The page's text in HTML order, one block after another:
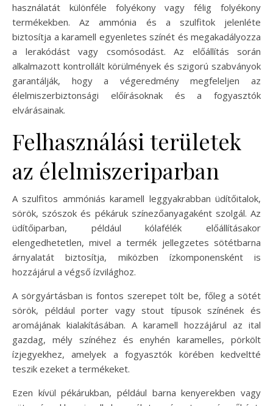
használatát különféle folyékony vagy félig folyékony
termékekben. Az ammónia és a szulfitok jelenléte
biztosítja a karamell egyenletes színét és megakadályozza
a lerakódást vagy csomósodást. Az előállítás során
alkalmazott kontrollált körülmények és szigorú szabványok
garantálják, hogy a végeredmény megfeleljen az
élelmiszerbiztonsági előírásoknak és a fogyasztók
elvárásainak.
Felhasználási területek
az élelmiszeriparban
A szulfitos ammóniás karamell leggyakrabban üdítőitalok,
sörök, szószok és pékáruk színezőanyagaként szolgál. Az
üdítőiparban, például kólafélék előállításakor
elengedhetetlen, mivel a termék jellegzetes sötétbarna
árnyalatát biztosítja, miközben ízkomponensként is
hozzájárul a végső ízvilághoz.
A sörgyártásban is fontos szerepet tölt be, főleg a sötét
sörök, például porter vagy stout típusok színének és
aromájának kialakításában. A karamell hozzájárul az ital
gazdag, mély színéhez és enyhén karamelles, pörkölt
ízjegyekhez, amelyek a fogyasztók körében kedveltté
teszik ezeket a termékeket.
Ezen kívül pékárukban, például barna kenyerekben vagy